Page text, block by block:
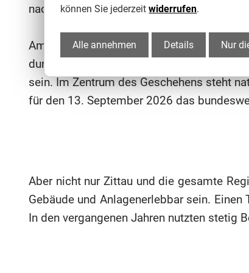
nach Zittau ein.
Am 13. September 2026 findet der Tag
durch Vielfalt und Kreativität der vielen
sein. Im Zentrum des Geschehens steht
für den 13. September 2026 das
Aber nicht nur Zittau und die gesamte
Gebäude und Anlagenerlebbar sein.
In den vergangenen Jahren nutzten stetig
können Sie jederzeitwiderrufen.
Alle annehmen Details Nur